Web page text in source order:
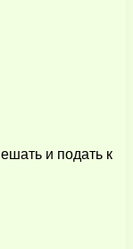
и подать к